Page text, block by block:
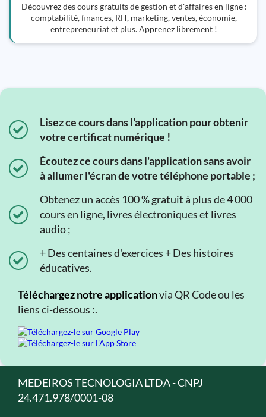
Découvrez des cours gratuits de gestion et d'affaires en ligne :
comptabilité, finances, RH, marketing, ventes, économie,
entrepreneuriat et plus. Apprenez librement !
Lisez ce cours dans l'application pour obtenir
votre certificat numérique !
Écoutez ce cours dans l'application sans avoir
à allumer l'écran de votre téléphone portable ;
Obtenez un accès 100 % gratuit à plus de 4 000
cours en ligne, livres électroniques et livres
audio ;
+ Des centaines d'exercices + Des histoires
éducatives.
Téléchargez notre applicationvia QR Code ou les
liens ci-dessous :.
MEDEIROS TECNOLOGIA LTDA - CNPJ
24.471.978/0001-08